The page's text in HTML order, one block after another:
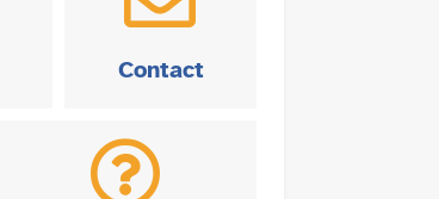
Contact